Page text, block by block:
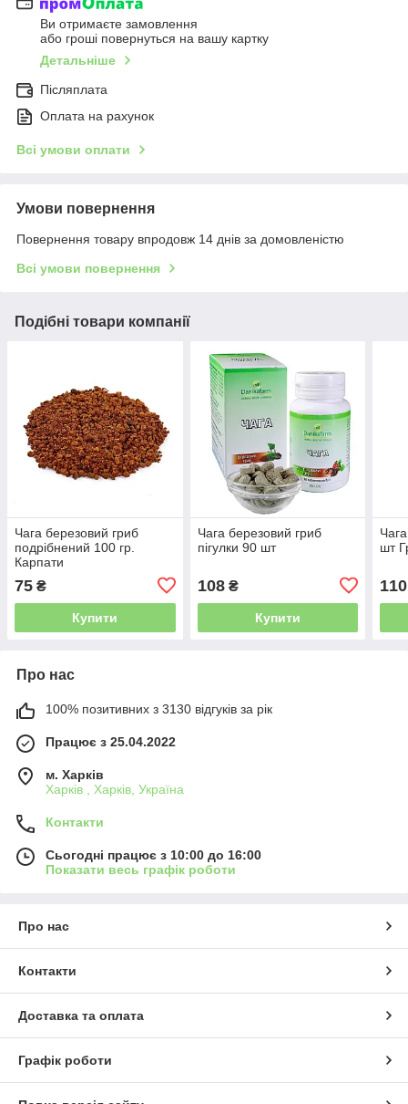
Ви отримаєте замовлення
або гроші повернуться на вашу картку
Детальніше
Післяплата
Оплата на рахунок
Всі умови оплати
Умови повернення
Повернення товару впродовж 14 днів за домовленістю
Всі умови повернення
Подібні товари компанії
Чага березовий гриб
подрібнений 100 гр.
Карпати
75 ₴
Купити
Чага березовий гриб
пігулки 90 шт
108₴
Купити
шт
110
Про нас
100% позитивних з 3130 відгуків за рік
Працює з 25.04.2022
м. Харків
Харків , Харків, Україна
Контакти
Сьогодні працює з 10:00 до 16:00
Показати весь графік роботи
Про нас
Контакти
Доставка та оплата
Графік роботи